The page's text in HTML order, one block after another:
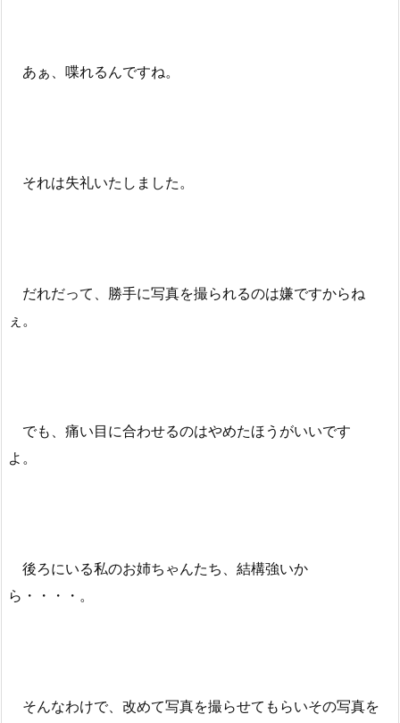
あぁ、喋れるんですね。
それは失礼いたしました。
だれだって、勝手に写真を撮られるのは嫌ですからね
ぇ。
でも、痛い目に合わせるのはやめたほうがいいです
よ。
後ろにいる私のお姉ちゃんたち、結構強いか
ら・・・・。
そんなわけで、改めて写真を撮らせてもらいその写真を